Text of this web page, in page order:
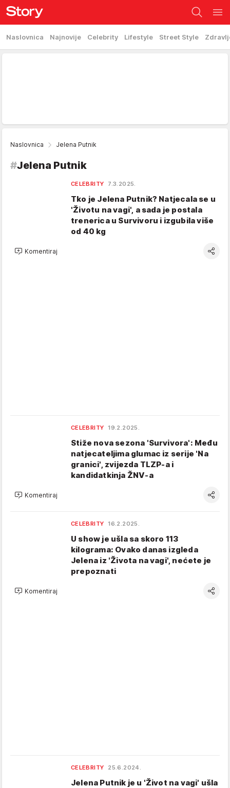
Naslovnica Najnovije Celebrity Lifestyle Street Style
Naslovnica Jelena Putnik
#Jelena Putnik
CELEBRITY 7.3.2025.
Tko je Jelena Putnik? Natjecala se u
'Životu na vagi', a sada je postala
trenerica u Survivoru i izgubila više
od 40 kg
Komentiraj
CELEBRITY 19.2.2025.
Stiže nova sezona 'Survivora': Među
natjecateljima glumac iz serije 'Na
granici', zvijezda TLZP-a i
kandidatkinja ŽNV-a
Komentiraj
CELEBRITY 16.2.2025.
U show je ušla sa skoro 113
kilograma: Ovako danas izgleda
Jelena iz 'Života na vagi', nećete je
prepoznati
Komentiraj
CELEBRITY 25.6.2024.
Jelena Putnik je u 'Život na vagi' ušla